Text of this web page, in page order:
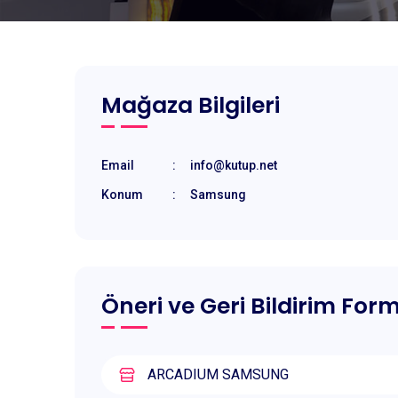
Mağaza Bilgileri
Email : info@kutup.net
Konum : Samsung
Öneri ve Geri Bildirim